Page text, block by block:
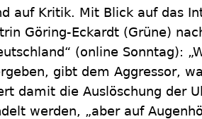
auf Kritik. Mit Blick auf das
Göring-Eckardt (Grüne)
(online Sonntag):
gibt dem Aggressor,
damit die Auslöschung der
werden, „aber auf